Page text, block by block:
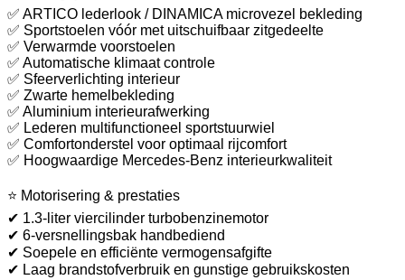
✅ ARTICO lederlook / DINAMICA microvezel bekleding
✅ Sportstoelen vóór met uitschuifbaar zitgedeelte
✅ Verwarmde voorstoelen
✅ Automatische klimaat controle
✅ Sfeerverlichting interieur
✅ Zwarte hemelbekleding
✅ Aluminium interieurafwerking
✅ Lederen multifunctioneel sportstuurwiel
✅ Comfortonderstel voor optimaal rijcomfort
✅ Hoogwaardige Mercedes-Benz interieurkwaliteit
⭐ Motorisering & prestaties
✔ 1.3-liter viercilinder turbobenzinemotor
✔ 6-versnellingsbak handbediend
✔ Soepele en efficiënte vermogensafgifte
✔ Laag brandstofverbruik en gunstige gebruikskosten